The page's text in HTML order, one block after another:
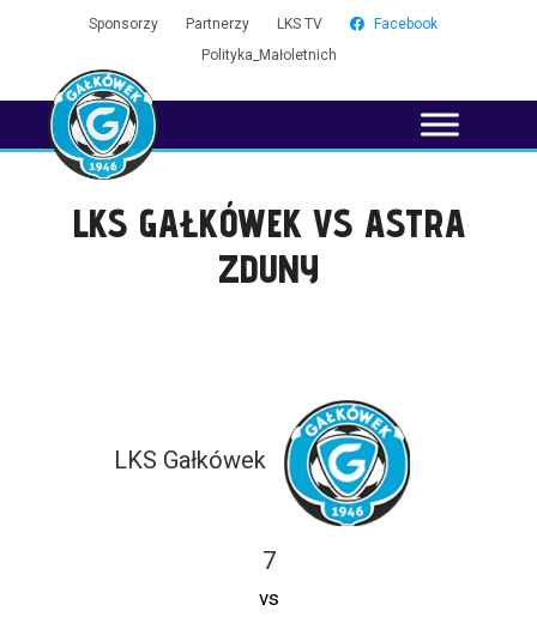
Sponsorzy Partnerzy LKS TV
Facebook
Polityka_Małoletnich
LKS GAŁKÓWEK VS ASTRA
ZDUNY
LKS Gałkówek
7
vs